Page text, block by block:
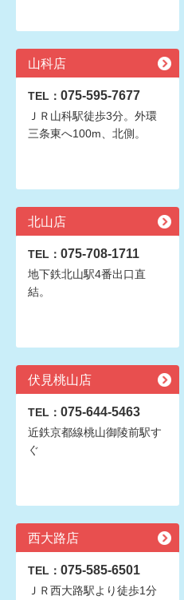
山科店
TEL： 075-595-7677
ＪＲ山科駅徒歩3分。外環
三条東へ100m、北側。
北山店
TEL： 075-708-1711
地下鉄北山駅4番出口直
結。
伏見桃山店
TEL： 075-644-5463
近鉄京都線桃山御陵前駅す
ぐ
西大路店
TEL： 075-585-6501
ＪＲ西大路駅より徒歩1分